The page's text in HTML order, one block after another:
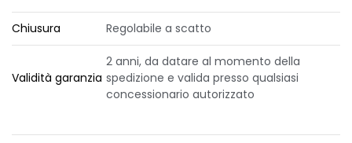
Chiusura Regolabile a scatto
Validità garanzia
2 anni, da datare al momento della
spedizione e valida presso qualsiasi
concessionario autorizzato